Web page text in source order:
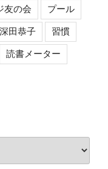
友の会 プール
深田恭子 習慣
読書メーター